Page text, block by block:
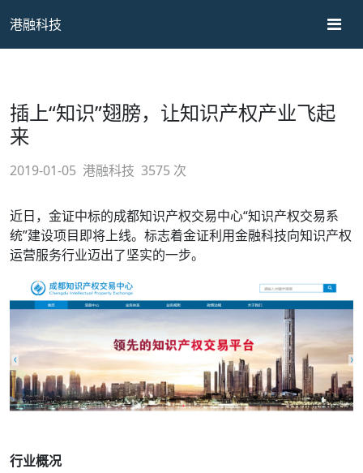
港融科技
插上“知识”翅膀，让知识产权产业飞起
来
2019-01-05 港融科技 3575 次
近日，金证中标的成都知识产权交易中心“知识产权交易系
统”建设项目即将上线。标志着金证利用金融科技向知识产权
运营服务行业迈出了坚实的一步。
行业概况